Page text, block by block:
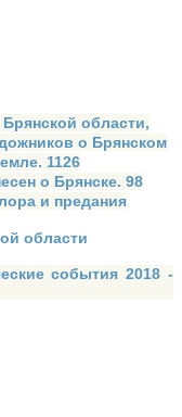
области,
о Брянском
1126
о Брянске. 98
и предания
области
события 2018 -